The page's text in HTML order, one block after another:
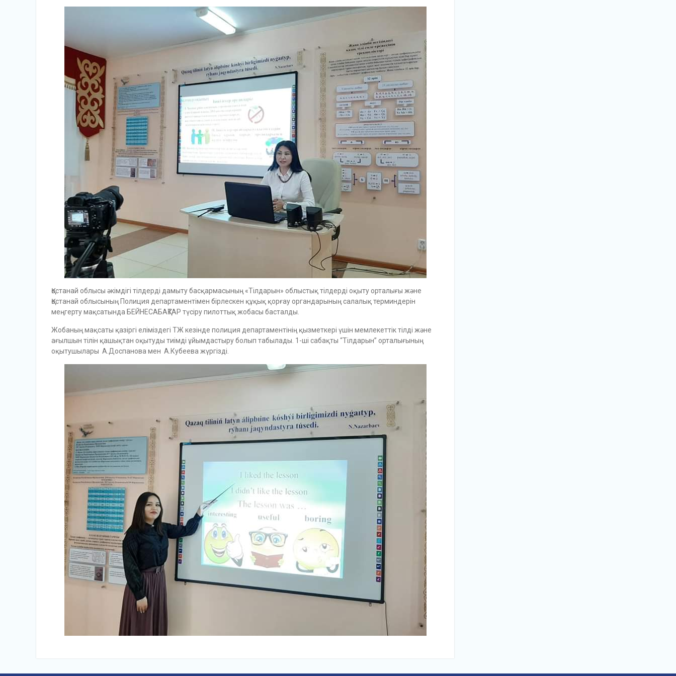
Қостанай облысы әкімдігі тілдерді дамыту басқармасының «Тілдарын» облыстық тілдерді оқыту орталығы және
Қостанай облысының Полиция департаментімен бірлескен құқық қорғау органдарының салалық терминдерін
меңгерту мақсатында БЕЙНЕСАБАҚТАР түсіру пилоттық жобасы басталды.
Жобаның мақсаты қазіргі еліміздегі ТЖ кезінде полиция департаментінің қызметкері үшін мемлекеттік тілді және
ағылшын тілін қашықтан оқытуды тиімді ұйымдастыру болып табылады. 1-ші сабақты “Тілдарын” орталығының
оқытушылары А.Доспанова мен А.Кубеева жүргізді.